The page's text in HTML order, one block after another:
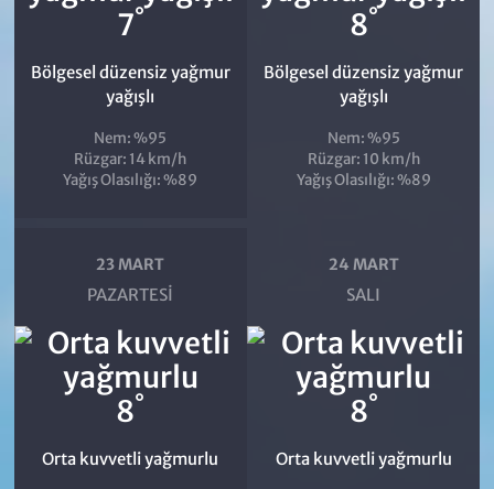
7°
Bölgesel düzensiz yağmur
yağışlı
Nem: %95
Rüzgar: 14 km/h
Yağış Olasılığı: %89
8°
Bölgesel düzensiz yağmur
yağışlı
Nem: %95
Rüzgar: 10 km/h
Yağış Olasılığı: %89
23 MART
PAZARTESI
8°
Orta kuvvetli yağmurlu
24 MART
SALI
8°
Orta kuvvetli yağmurlu